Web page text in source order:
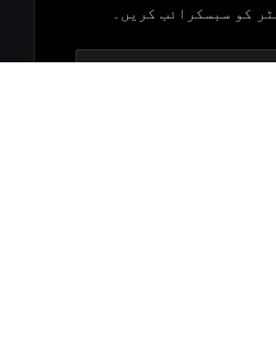
کو سبسکرائب کریں۔